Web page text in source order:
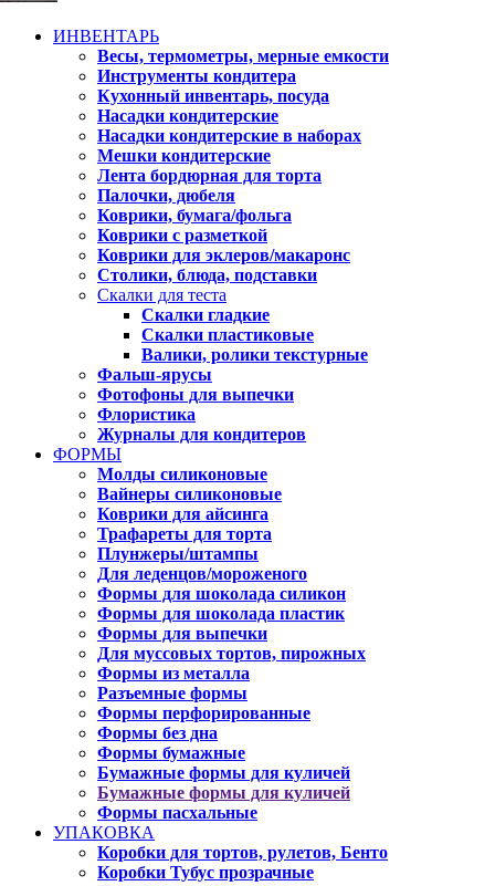
ИНВЕНТАРЬ
Весы, термометры, мерные емкости
Инструменты кондитера
Кухонный инвентарь, посуда
Насадки кондитерские
Насадки кондитерские в наборах
Мешки кондитерские
Лента бордюрная для торта
Палочки, дюбеля
Коврики, бумага/фольга
Коврики с разметкой
Коврики для эклеров/макаронс
Столики, блюда, подставки
Скалки для теста
Скалки гладкие
Скалки пластиковые
Валики, ролики текстурные
Фальш-ярусы
Фотофоны для выпечки
Флористика
Журналы для кондитеров
ФОРМЫ
Молды силиконовые
Вайнеры силиконовые
Коврики для айсинга
Трафареты для торта
Плунжеры/штампы
Для леденцов/мороженого
Формы для шоколада силикон
Формы для шоколада пластик
Формы для выпечки
Для муссовых тортов, пирожных
Формы из металла
Разъемные формы
Формы перфорированные
Формы без дна
Формы бумажные
Бумажные формы для куличей
Бумажные формы для куличей
Формы пасхальные
УПАКОВКА
Коробки для тортов, рулетов, Бенто
Коробки Тубус прозрачные